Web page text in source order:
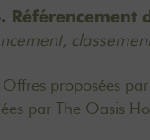
Référencement
Offres proposées
par The Oasis